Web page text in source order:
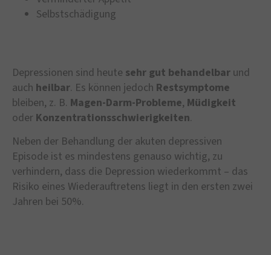
Selbstschädigung
Depressionen sind heute sehr gut behandelbar und
auch heilbar. Es können jedoch Restsymptome
bleiben, z. B. Magen-Darm-Probleme, Müdigkeit
oder Konzentrationsschwierigkeiten.
Neben der Behandlung der akuten depressiven
Episode ist es mindestens genauso wichtig, zu
verhindern, dass die Depression wiederkommt – das
Risiko eines Wiederauftretens liegt in den ersten zwei
Jahren bei 50%.